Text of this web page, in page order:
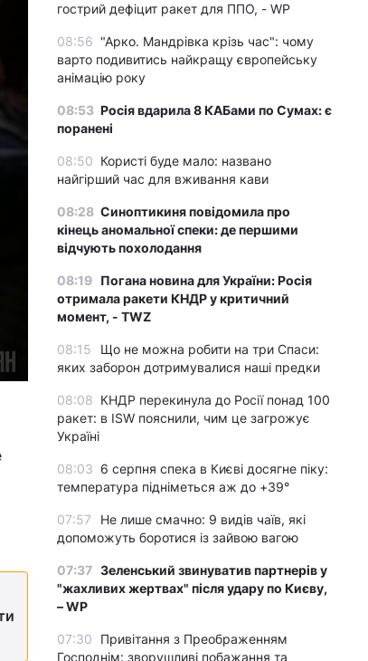
гострий дефіцит ракет для ППО, - WP
08:56 "Арко. Мандрівка крізь час": чому
варто подивитись найкращу європейську
анімацію року
08:53 Росія вдарила 8 КАБами по Сумах: є
поранені
08:50 Користі буде мало: названо
найгірший час для вживання кави
08:28 Синоптикиня повідомила про
кінець аномальної спеки: де першими
відчують похолодання
08:19 Погана новина для України: Росія
отримала ракети КНДР у критичний
момент, - TWZ
08:15
Що не можна робити на три Спаси:
яких заборон дотримувалися наші предки
08:08 КНДР перекинула до Росії понад 100
ракет: в ISW пояснили, чим це загрожує
Україні
08:03 6 серпня спека в Києві досягне піку:
температура підніметься аж до +39°
07:57
Не лише смачно: 9 видів чаїв, які
допоможуть боротися із зайвою вагою
07:37 Зеленський звинуватив партнерів у
"жахливих жертвах" після удару по Києву,
– WP
07:30
Привітання з Преображенням
Господнім: зворушливі побажання та